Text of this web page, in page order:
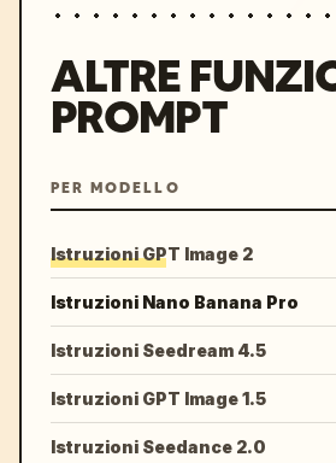
ALTRE
PROMPT
PER MODELLO
Istruzioni GPT Image 2
Istruzioni Nano Banana Pro
Istruzioni Seedream 4.5
Istruzioni GPT Image 1.5
Istruzioni Seedance 2.0